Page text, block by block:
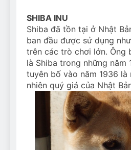
SHIBA INU
Shiba đã tồn tại ở Nhật
ban đầu được sử dụng
trên các trò chơi lớn. Ông
là Shiba trong những năm
tuyên bố vào năm 1936
nhiên quý giá của Nhật